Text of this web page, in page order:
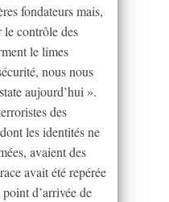
fondateurs mais,
le contrôle des
le limes
nous nous
aujourd’hui ».
des
les identités ne
avaient des
avait été repérée
d’arrivée de